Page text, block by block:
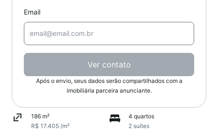
Email
Ver contato
Após o envio, seus dados serão compartilhados com a
imobiliária parceira anunciante.
186 m²
R$ 17.405 /m²
4 quartos
2 suítes